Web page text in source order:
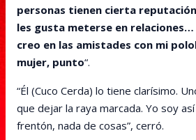
personas tienen cierta
les gusta meterse en relaciones…
creo en las amistades con mi
mujer, punto“.
“Él (Cuco Cerda) lo tiene clarísimo.
que dejar la raya marcada. Yo soy
frentón, nada de cosas”, cerró.